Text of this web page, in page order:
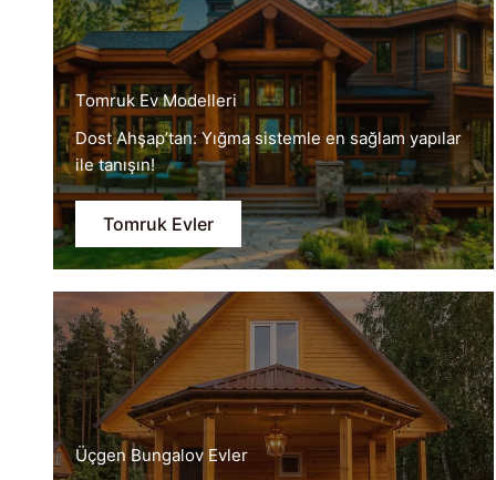
Tomruk Ev Modelleri
Dost Ahşap’tan: Yığma sistemle en sağlam yapılar
ile tanışın!
Tomruk Evler
Üçgen Bungalov Evler